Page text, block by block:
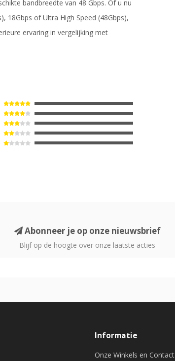
bandbreedte van 48 Gbps. Of u nu
18Gbps of Ultra High Speed ​​(48Gbps),
ervaring in vergelijking met
Abonneer je op onze nieuwsbrief
Blijf op de hoogte over onze laatste acties
Informatie
Onze Winkels en Contact